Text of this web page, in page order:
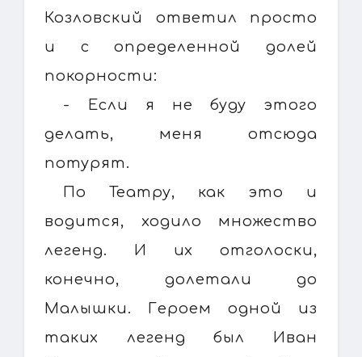
Козловский ответил просто
и с определенной долей
покорности:
- Если я не буду этого
делать, меня отсюда
потурят.
По Театру, как это и
водится, ходило множество
легенд. И их отголоски,
конечно, долетали до
Малышки. Героем одной из
таких легенд был Иван